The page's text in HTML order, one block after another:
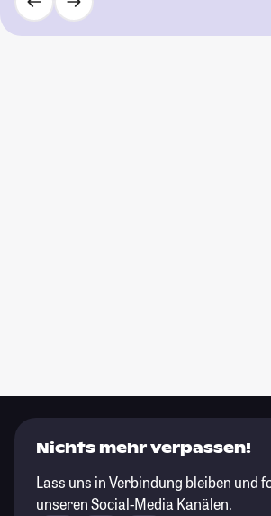
Nichts mehr verpassen!
Lass uns in Verbindung bleiben und
unseren Social-Media Kanälen.